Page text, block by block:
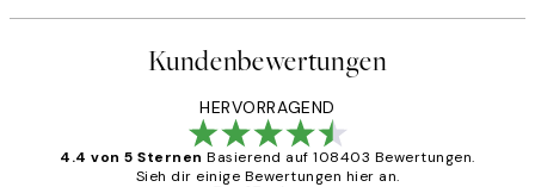
Kundenbewertungen
HERVORRAGEND
4.4 von 5 Sternen Basierend auf 108403 Bewertungen.
Sieh dir einige Bewertungen hier an.